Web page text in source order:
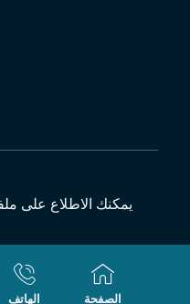
يمكنك الاطلاع على
تنزيل
الصفحة الهاتف